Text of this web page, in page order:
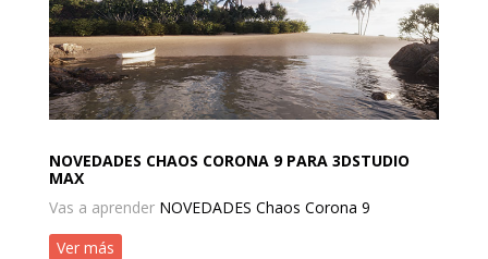
NOVEDADES CHAOS CORONA 9 PARA 3DSTUDIO
MAX
Vas a aprender NOVEDADES Chaos Corona 9
Ver más